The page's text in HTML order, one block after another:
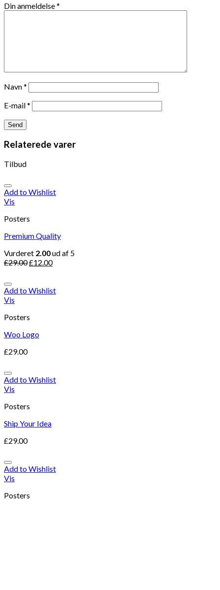
Din anmeldelse*
Navn*
E-mail*
Relaterede varer
Tilbud
Add to Wishlist
Vis
Posters
Premium Quality
Vurderet 2.00ud af 5
£29.00£12.00
Add to Wishlist
Vis
Posters
Woo Logo
£29.00
Add to Wishlist
Vis
Posters
Ship Your Idea
£29.00
Add to Wishlist
Vis
Posters